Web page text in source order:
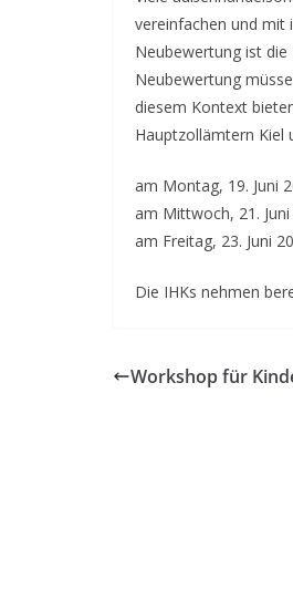
vereinfachen und mit
Neubewertung ist
Neubewertung
diesem Kontext
Hauptzollämtern Kiel
am Montag, 19. Juni
am Mittwoch, 21.
am Freitag, 23. Juni
Die IHKs nehmen
Workshop für